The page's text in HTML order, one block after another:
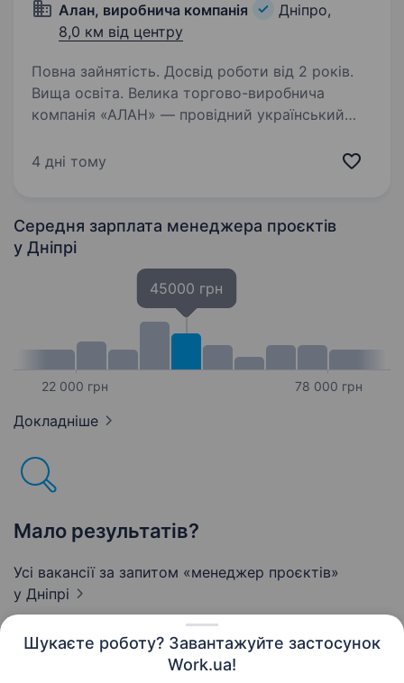
Шукаєте роботу? Завантажуйте застосунок
Work.ua!
Алан, виробнича компанія
Дніпро,
8,0 км від центру
Повна зайнятість. Досвід роботи від 2 років.
Вища освіта. Велика торгово-виробнича
компанія «АЛАН» — провідний український
«Спец.цех», ТМ «Наші ковбаси», ТМ «Фітнес
4 дні тому
Середня зарплата менеджера проєктів
у Дніпрі
22 000 грн
45000 грн
78 000 грн
Докладніше
Мало результатів?
Усі вакансії за запитом «менеджер проєктів»
у Дніпрі